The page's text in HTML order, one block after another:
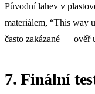
Původní lahev v
materiálem, “This way
často zakázané — ověř
7. Finální